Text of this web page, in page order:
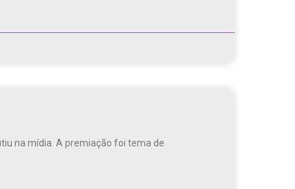
na mídia. A premiação foi tema de